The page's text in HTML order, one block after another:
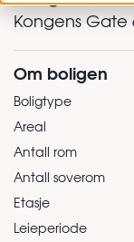
Kongens Gate
Om boligen
Boligtype
Areal
Antall rom
Antall soverom
Etasje
Leieperiode